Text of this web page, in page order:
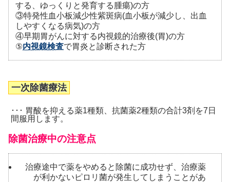
する、ゆっくりと発育する腫瘍)の方
③特発性血小板減少性紫斑病(血小板が減少し、出血
しやすくなる病気)の方
④早期胃がんに対する内視鏡的治療後(胃)の方
⑤内視鏡検査で胃炎と診断された方
一次除菌療法
･･･ 胃酸を抑える薬1種類、抗菌薬2種類の合計3剤を7日
間服用します。
除菌治療中の注意点
治療途中で薬をやめると除菌に成功せず、治療薬
が利かないピロリ菌が発生してしまうことがあ